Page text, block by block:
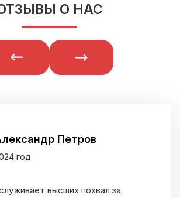
О НАС
Петров
год
высших похвал за